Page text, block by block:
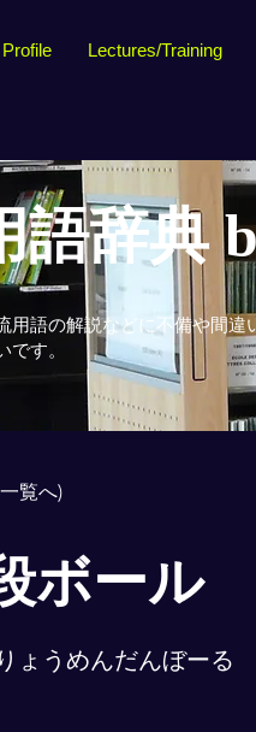
Lectures/Training
語辞典
用語の解説などに不備や間
です。
覧へ)
ボール
ょうめんだんぼーる